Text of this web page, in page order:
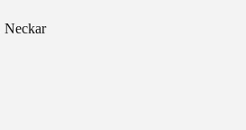
Neckar